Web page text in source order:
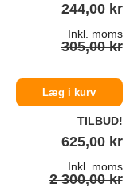
244,00 kr
Inkl. moms
305,00 kr
På lager
Læg i kurv
TILBUD!
625,00 kr
Inkl. moms
2 300,00 kr